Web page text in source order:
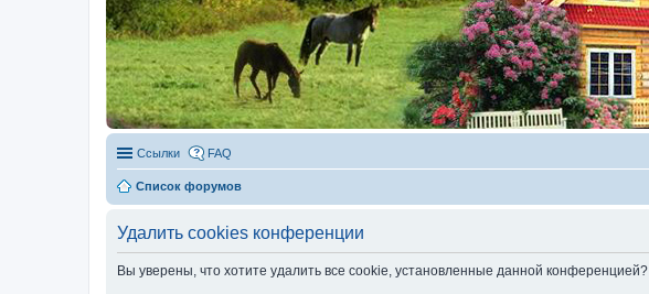
Ссылки FAQ
Список форумов
Удалить cookies конференции
Вы уверены, что хотите удалить все cookie, установленные данной конференцией?